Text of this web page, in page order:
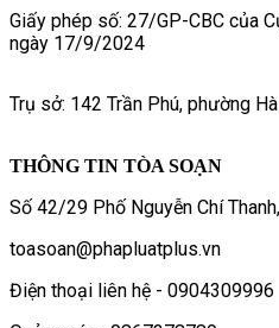
Giấy phép số: 27/GP-CBC của
ngày 17/9/2024
Trụ sở: 142 Trần Phú, phường
THÔNG TIN TÒA SOẠN
Số 42/29 Phố Nguyễn Chí
toasoan@phapluatplus.vn
Điện thoại liên hệ - 0904309996